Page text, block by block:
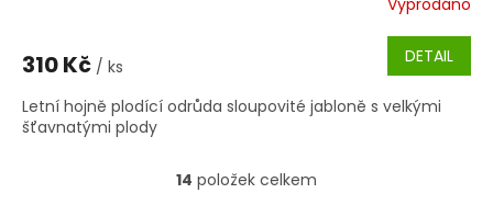
310 Kč / ks DETAIL
Letní hojně plodící odrůda sloupovité jabloně s velkými
šťavnatými plody
O
14 položek celkem